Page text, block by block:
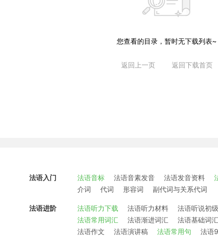
您查看的目录，暂时无下载列表~
返回上一页 返回下载首页
法语入门 法语音标 法语音素发音 法语发音资料
介词
代词 形容词 副代词与关系代词
法语进阶 法语听力下载 法语听力材料
法语听说初级
法语常用词汇
法语渐进词汇
法语基础词汇
法语作文
法语演讲稿 法语常用句
法语